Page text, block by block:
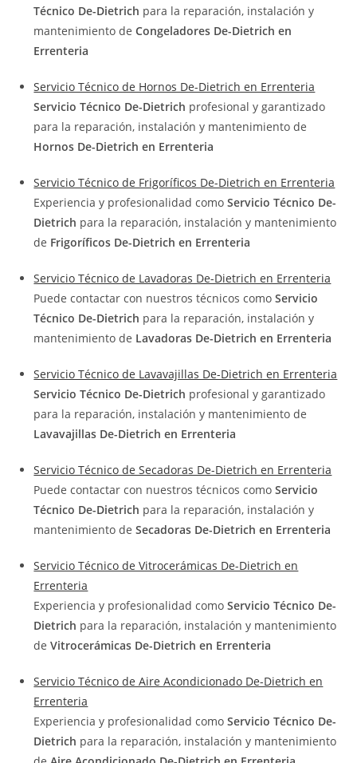
Técnico De-Dietrich para la reparación, instalación y
mantenimiento deCongeladores De-Dietrich en
Errenteria
Servicio Técnico de Hornos De-Dietrich en Errenteria
Servicio Técnico De-Dietrich profesional y garantizado
para la reparación, instalación y mantenimiento de
Hornos De-Dietrich en Errenteria
Servicio Técnico de Frigoríficos De-Dietrich en Errenteria
Experiencia y profesionalidad comoServicio Técnico De-
Dietrich para la reparación, instalación y mantenimiento
de Frigoríficos De-Dietrich en Errenteria
Servicio Técnico de Lavadoras De-Dietrich en Errenteria
Puede contactar con nuestros técnicos comoServicio
Técnico De-Dietrich para la reparación, instalación y
mantenimiento de Lavadoras De-Dietrich en Errenteria
Servicio Técnico de Lavavajillas De-Dietrich en Errenteria
Servicio Técnico De-Dietrich profesional y garantizado
para la reparación, instalación y mantenimiento de
Lavavajillas De-Dietrich en Errenteria
Servicio Técnico de Secadoras De-Dietrich en Errenteria
Puede contactar con nuestros técnicos comoServicio
Técnico De-Dietrich para la reparación, instalación y
mantenimiento deSecadoras De-Dietrich en Errenteria
Servicio Técnico de Vitrocerámicas De-Dietrich en
Errenteria
Experiencia y profesionalidad comoServicio Técnico De-
Dietrich para la reparación, instalación y mantenimiento
deVitrocerámicas De-Dietrich en Errenteria
Servicio Técnico de Aire Acondicionado De-Dietrich en
Errenteria
Experiencia y profesionalidad comoServicio Técnico De-
Dietrich para la reparación, instalación y mantenimiento